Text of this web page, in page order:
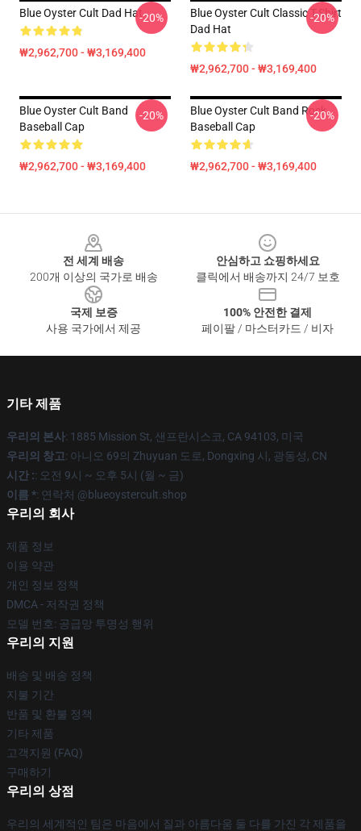
Blue Oyster Cult Dad Hat
₩2,962,700 - ₩3,169,400
-20%
Blue Oyster Cult Classic T-Shirt
Dad Hat
₩2,962,700 - ₩3,169,400
-20%
Blue Oyster Cult Band
Baseball Cap
₩2,962,700 - ₩3,169,400
-20%
Blue Oyster Cult Band Rock
Baseball Cap
₩2,962,700 - ₩3,169,400
-20%
전 세계 배송
200개 이상의 국가로 배송
안심하고 쇼핑하세요
클릭에서 배송까지 24/7 보호
국제 보증
사용 국가에서 제공
100% 안전한 결제
페이팔 / 마스터카드 / 비자
기타 제품
우리의 본사: 1885 Mission St, 샌프란시스코, CA 94103, 미국
우리의 창고: 아니오 69의 Zhuyuan 도로, Dongxing 시, 광동성, CN
시간 :: 오전 9시 ~ 오후 5시 (월 ~ 금)
이름 *: 연락처 @blueoystercult.shop
우리의 회사
제품 정보
이용 약관
개인 정보 정책
DMCA - 저작권 정책
모델 번호: 공급망 투명성 행위
우리의 지원
배송 및 배송 정책
지불 기간
반품 및 환불 정책
기타 제품
고객지원 (FAQ)
구매하기
우리의 상점
우리의 세계적인 팀은 마음에서 질과 아름다움 둘 다를 가진 각 제품을